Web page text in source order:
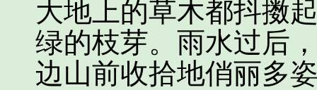
大地上的草木都抖擞
绿的枝芽。雨水过后
边山前收拾地俏丽多